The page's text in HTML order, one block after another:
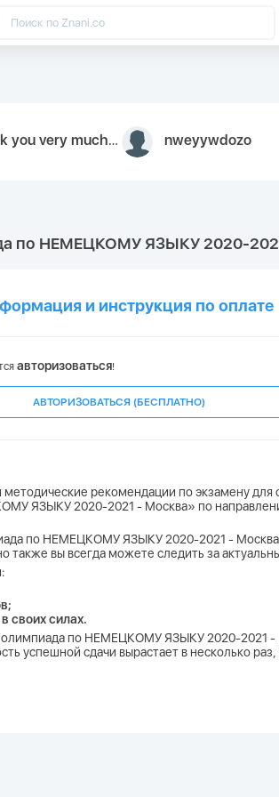
inquiry We appreciate you 9126052 https://youtube.com faceapple ! nweyywdozo
по НЕМЕЦКОМУ ЯЗЫКУ 2020-
и инструкция по оплате
авторизоваться!
АВТОРИЗОВАТЬСЯ (БЕСПЛАТНО)
рекомендации по экзамену для
ЯЗЫКУ 2020-2021 - Москва» по
по НЕМЕЦКОМУ ЯЗЫКУ 2020-2021 -
но также вы всегда можете следить за
своих силах.
олимпиада по НЕМЕЦКОМУ ЯЗЫКУ 2020-2021
успешной сдачи вырастает в несколько